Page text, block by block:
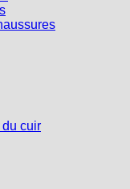
du cuir